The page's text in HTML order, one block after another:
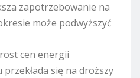
zapotrzebowanie na
może podwyższyć
cen energii
się na droższy